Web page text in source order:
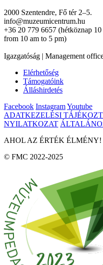
2000 Szentendre, Fő tér 2–5.
info@muzeumicentrum.hu
+36 20 779 6657 (hétköznap
from 10 am to 5 pm)
Igazgatóság | Management
Elérhetőség
Támogatóink
Álláshirdetés
Facebook InstagramYoutube
ADATKEZELÉSI
NYILATKOZAT
AHOL AZ ÉRTÉK ÉLMÉNY!
© FMC 2022-2025